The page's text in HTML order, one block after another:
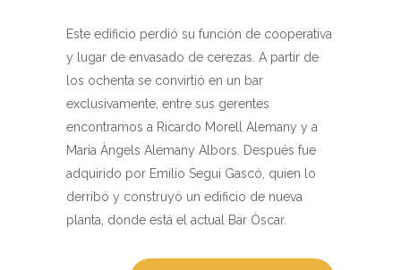
Este edificio perdió su función de cooperativa
y lugar de envasado de cerezas. A partir de
los ochenta se convirtió en un bar
exclusivamente, entre sus gerentes
encontramos a Ricardo Morell Alemany y a
Maria Àngels Alemany Albors. Después fue
adquirido por Emilio Seguí Gascó, quien lo
derribó y construyó un edificio de nueva
planta, donde está el actual Bar Òscar.